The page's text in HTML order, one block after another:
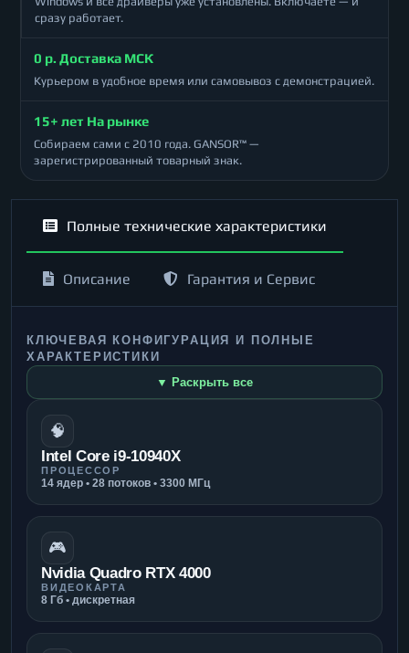
сразу работает.
0 р. Доставка МСК
Курьером в удобное время или самовывоз с демонстрацией.
15+ лет На рынке
Собираем сами с 2010 года. GANSOR™ —
зарегистрированный товарный знак.
Полные технические характеристики
Описание Гарантия и Сервис
КЛЮЧЕВАЯ КОНФИГУРАЦИЯ И ПОЛНЫЕ
ХАРАКТЕРИСТИКИ
▼ Раскрыть все
🧠
Intel Core i9-10940X
ПРОЦЕССОР
14 ядер • 28 потоков • 3300 МГц
🎮
Nvidia Quadro RTX 4000
ВИДЕОКАРТА
8 Гб • дискретная